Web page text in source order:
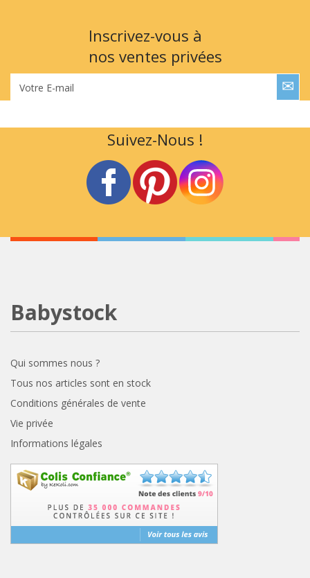
Inscrivez-vous à
nos ventes privées
Votre E-mail
Suivez-Nous !
Babystock
Qui sommes nous ?
Tous nos articles sont en stock
Conditions générales de vente
Vie privée
Informations légales